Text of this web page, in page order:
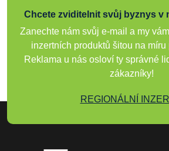
Chcete zviditelnit svůj byznys v
Zanechte nám svůj e-mail a my
inzertních produktů šitou na míru
Reklama u nás osloví ty správné
zákazníky!
REGIONÁLNÍ